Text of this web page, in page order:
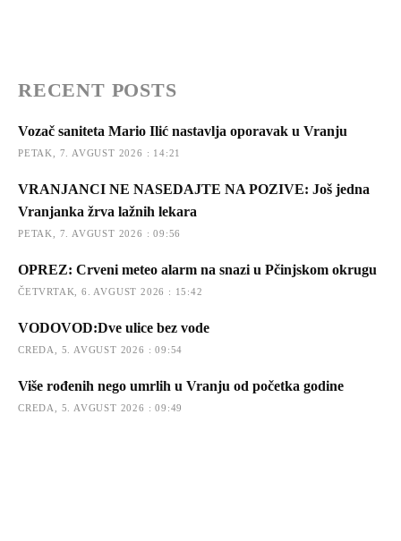
RECENT POSTS
Vozač saniteta Mario Ilić nastavlja oporavak u Vranju
PETAK, 7. AVGUST 2026 : 14:21
VRANJANCI NE NASEDAJTE NA POZIVE: Još jedna
Vranjanka žrva lažnih lekara
PETAK, 7. AVGUST 2026 : 09:56
OPREZ: Crveni meteo alarm na snazi u Pčinjskom okrugu
ČETVRTAK, 6. AVGUST 2026 : 15:42
VODOVOD:Dve ulice bez vode
CREDA, 5. AVGUST 2026 : 09:54
Više rođenih nego umrlih u Vranju od početka godine
CREDA, 5. AVGUST 2026 : 09:49